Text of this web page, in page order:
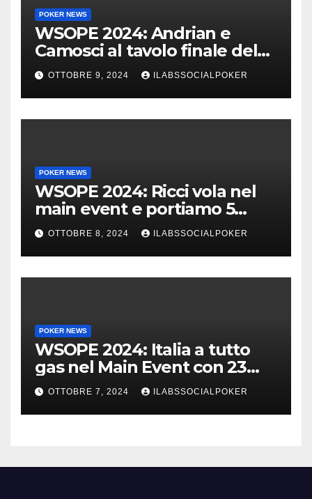
POKER NEWS
WSOPE 2024: Andrian e
Camosci al tavolo finale del
Main, vai Italia!!!
OTTOBRE 9, 2024 ILABSSOCIALPOKER
POKER NEWS
WSOPE 2024: Ricci vola nel
main event e portiamo 5
azzurri al day 4
OTTOBRE 8, 2024 ILABSSOCIALPOKER
POKER NEWS
WSOPE 2024: Italia a tutto
gas nel Main Event con 23
azzurri al day 3
OTTOBRE 7, 2024 ILABSSOCIALPOKER